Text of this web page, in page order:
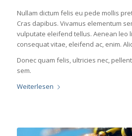
Nullam dictum felis eu pede mollis
Cras dapibus. Vivamus elementum
vulputate eleifend tellus. Aenean leo
consequat vitae, eleifend ac, enim.
Donec quam felis, ultricies nec,
sem.
Weiterlesen